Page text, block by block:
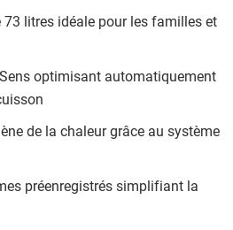
73 litres idéale pour les familles et
optimisant automatiquement
de la chaleur grâce au système
préenregistrés simplifiant la